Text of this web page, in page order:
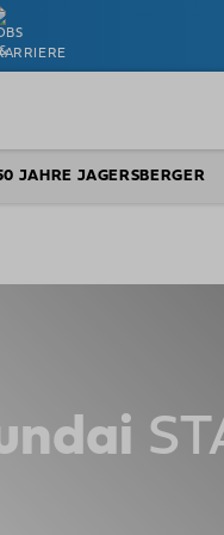
JAHRE JAGERSBERGER